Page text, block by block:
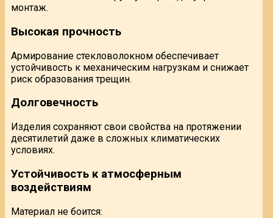
монтаж.
Высокая прочность
Армирование стекловолокном обеспечивает
устойчивость к механическим нагрузкам и снижает
риск образования трещин.
Долговечность
Изделия сохраняют свои свойства на протяжении
десятилетий даже в сложных климатических
условиях.
Устойчивость к атмосферным
воздействиям
Материал не боится: